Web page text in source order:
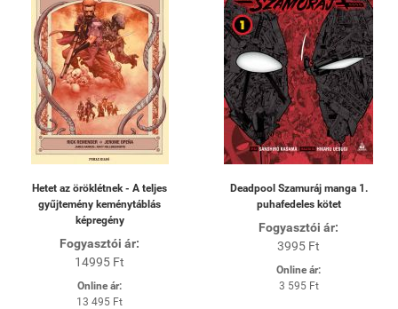
Hetet az öröklétnek - A teljes
gyűjtemény keménytáblás
képregény
Fogyasztói ár:
14995 Ft
Online ár:
13 495 Ft
Deadpool Szamuráj manga 1.
puhafedeles kötet
Fogyasztói ár:
3995 Ft
Online ár:
3 595 Ft